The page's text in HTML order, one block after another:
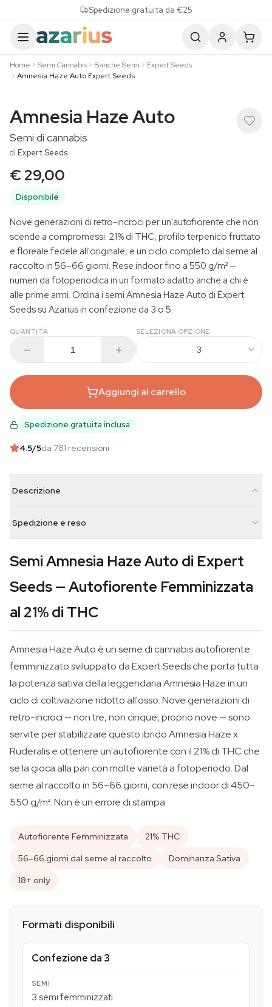
Spedizione gratuita da €25
Home Semi Cannabis Banche Semi
Expert Seeds
Amnesia Haze Auto Expert Seeds
Amnesia Haze Auto
Semi di cannabis
di Expert Seeds
€ 29,00
Disponibile
Nove generazioni di retro-incroci per un'autofiorente che non
scende a compromessi: 21% di THC, profilo terpenico fruttato
e floreale fedele all'originale, e un ciclo completo dal seme al
raccolto in 56–66 giorni. Rese indoor fino a 550 g/m² —
numeri da fotoperiodica in un formato adatto anche a chi è
alle prime armi. Ordina i semi Amnesia Haze Auto di Expert
Seeds su Azarius in confezione da 3 o 5.
QUANTITÀ SELEZIONA OPZIONE
3
Aggiungi al carrello
Spedizione gratuita inclusa
4.5/5da 781 recensioni
Descrizione
Spedizione e reso
Semi Amnesia Haze Auto di Expert
Seeds — Autofiorente Femminizzata
al 21% di THC
Amnesia Haze Auto è un seme di cannabis autofiorente
femminizzato sviluppato da Expert Seeds che porta tutta
la potenza sativa della leggendaria Amnesia Haze in un
ciclo di coltivazione ridotto all'osso. Nove generazioni di
retro-incroci — non tre, non cinque, proprio nove — sono
servite per stabilizzare questo ibrido Amnesia Haze x
Ruderalis e ottenere un'autofiorente con il 21% di THC che
se la gioca alla pari con molte varietà a fotoperiodo. Dal
seme al raccolto in 56–66 giorni, con rese indoor di 450–
550 g/m². Non è un errore di stampa.
Autofiorente Femminizzata
21% THC
56–66 giorni dal seme al raccolto
Dominanza Sativa
18+ only
Formati disponibili
Confezione da 3
3 semi femminizzati